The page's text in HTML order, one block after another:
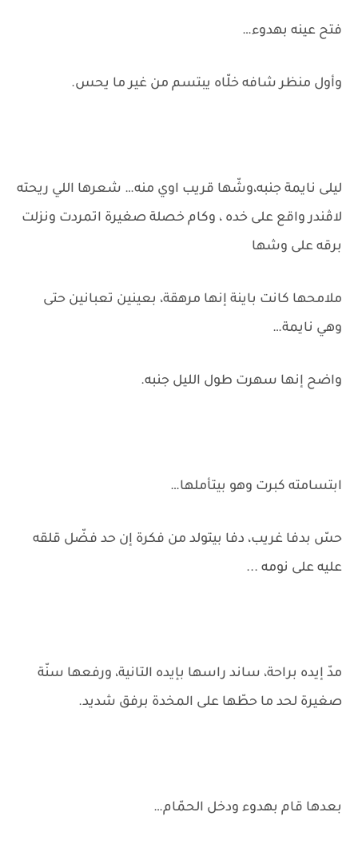
فتح عينه بهدوء…
وأول منظر شافه خلّاه يبتسم من غير ما يحس.
ليلى نايمة جنبه،وشّها قريب اوي منه… شعرها اللي ريحته
لاڤندر واقع على خده ، وكام خصلة صغيرة اتمردت ونزلت
برقه على وشها
ملامحها كانت باينة إنها مرهقة، بعينين تعبانين حتى
وهي نايمة…
واضح إنها سهرت طول الليل جنبه.
ابتسامته كبرت وهو بيتأملها…
حسّ بدفا غريب، دفا بيتولد من فكرة إن حد فضّل قلقه
عليه على نومه ...
مدّ إيده براحة، ساند راسها بإيده التانية، ورفعها سنّة
صغيرة لحد ما حطّها على المخدة برفق شديد.
بعدها قام بهدوء ودخل الحمّام…